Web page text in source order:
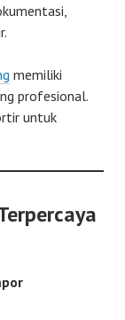
memiliki
profesional.
untuk